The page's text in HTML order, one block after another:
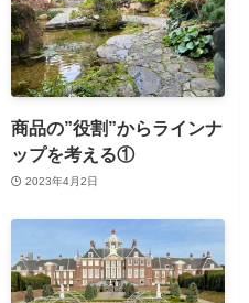
商品の”役割”からラインナ
ップを考える①
2023年4月2日